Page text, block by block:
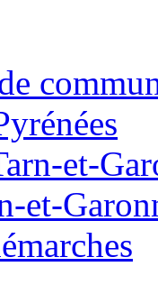
et-
et-